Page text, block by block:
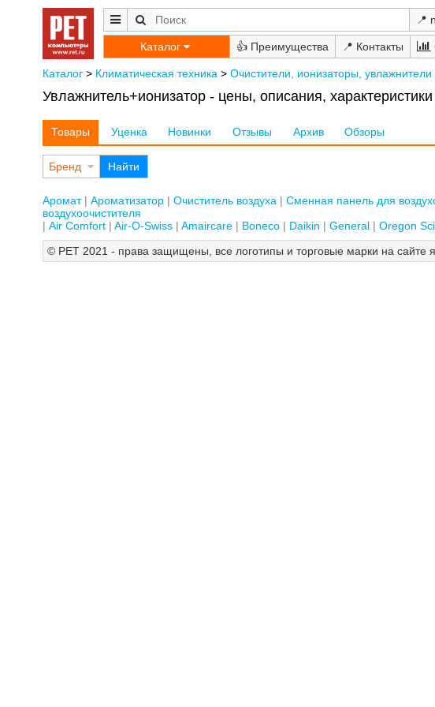
📍
Каталог 👍 📍
Каталог> Климатическая техника > Очистители, ионизаторы, увлажнители
Увлажнитель+ионизатор - цены, описания, характеристики
Товары Уценка Новинки Отзывы Архив Обзоры
Бренд Найти
Аромат Ароматизатор Очиститель воздуха Сменная панель для
воздухоочистителя
Air Comfort
Air-O-Swiss Amaircare Boneco Daikin General Oregon
© РЕТ 2021 - права защищены, все логотипы и торговые марки на сайте